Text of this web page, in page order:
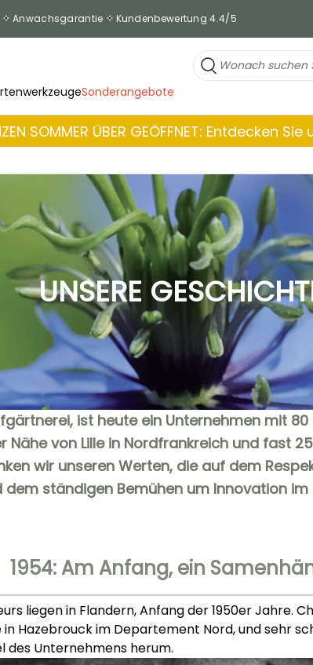
Anwachsgarantie Kundenbewertung 4.4/5
Sonderangebote
SOMMER ÜBER GEÖFFNET: Entdecken
UNSERE
ist heute ein Unternehmen mit
Nähe von Lille in Nordfrankreich und fast
wir unseren Werten, die auf dem
ständigen Bemühen um Innovation im
1954: Am Anfang, ein
liegen in Flandern, Anfang der 1950er Jahre.
Hazebrouck im Departement Nord, und sehr
des Unternehmens herum.